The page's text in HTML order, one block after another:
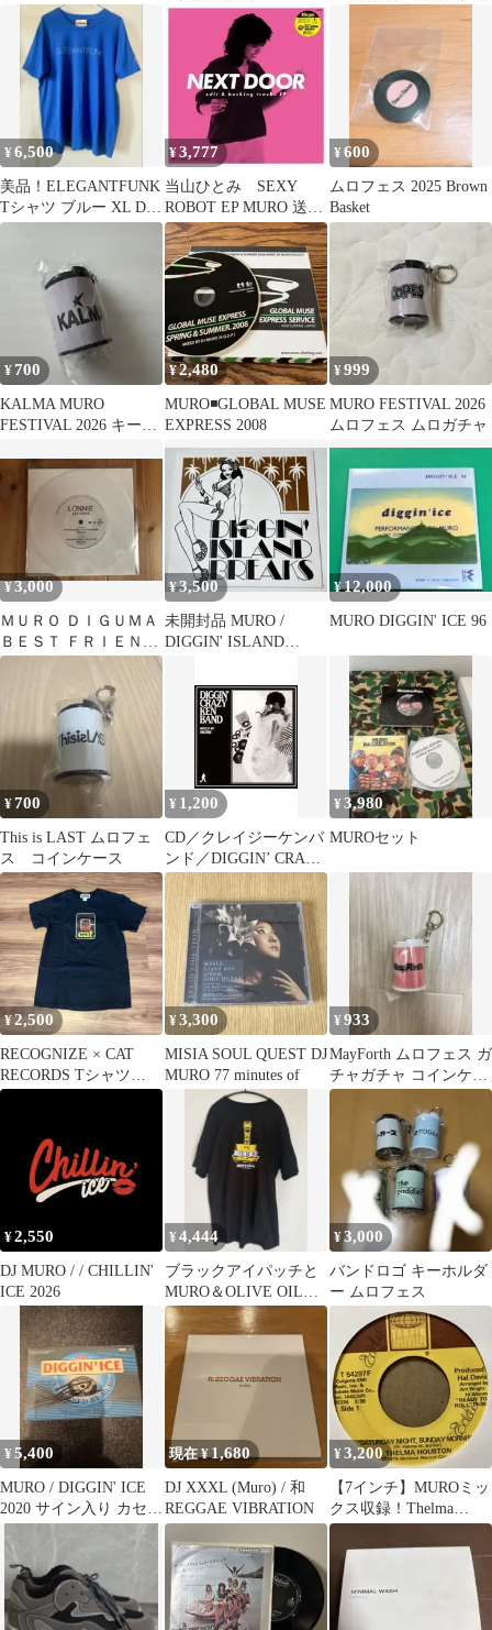
¥6,500
美品！ELEGANTFUNK
Tシャツ ブルー XL DJ
MURO
¥3,777
当山ひとみ SEXY
ROBOT EP MURO 送料
込み
¥600
ムロフェス 2025 Brown
Basket
¥700
KALMA MURO
FESTIVAL 2026 キーホ
¥2,480
MURO◾️GLOBAL MUSE
EXPRESS 2008
¥999
MURO FESTIVAL 2026
ムロフェス ムロガチャ
¥3,000
ＭＵＲＯ ＤＩＧＵＭＡ
ＢＥＳＴ ＦＲＩＥＮＤ
ＰＰＲ０１６ レコード
¥3,500
未開封品 MURO /
DIGGIN' ISLAND
¥12,000
MURO DIGGIN' ICE 96
¥700
This is LAST ムロフェ
ス コインケース
¥ 1,200
CD／クレイジーケンバ
ンド／DIGGIN’ CRAZY
KEN BAND MIXED BY
MURO
¥3,980
MUROセット
¥2,500
RECOGNIZE × CAT
RECORDS Tシャツ
MURO ブラック
¥3,300
MISIA SOUL QUEST DJ
MURO 77 minutes of
¥933
MayForth ムロフェス ガ
チャガチャ コインケー
ス メイフォ
¥2,550
DJ MURO / / CHILLIN'
ICE 2026
¥4,444
ブラックアイパッチと
MURO＆OLIVE OILの
コラボTシャツ
¥3,000
バンドロゴ キーホルダ
ー ムロフェス
¥5,400
MURO / DIGGIN' ICE
2020 サイン入り カセッ
現在 ¥1,680
DJ XXXL (Muro) / 和
REGGAE VIBRATION
¥3,200
【7インチ】MUROミッ
クス収録！Thelma
Houston